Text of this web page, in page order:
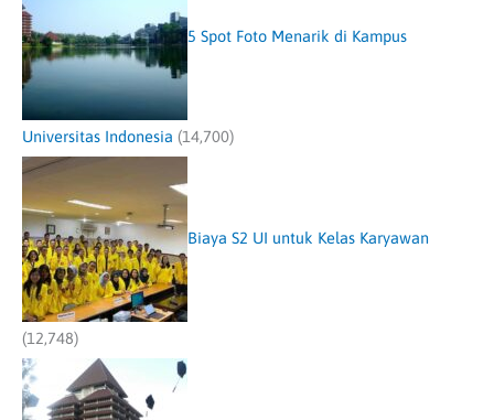
5 Spot Foto Menarik di Kampus
Universitas Indonesia (14,700)
Biaya S2 UI untuk Kelas Karyawan
(12,748)